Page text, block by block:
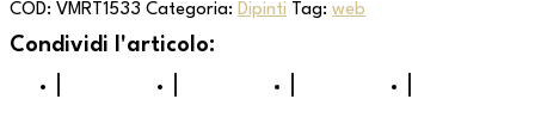
COD: VMRT1533 Categoria: Dipinti Tag: web